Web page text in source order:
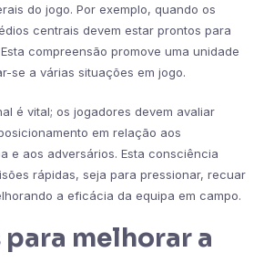
do jogo. Por exemplo, quando os
centrais devem estar prontos para
compreensão promove uma unidade
se a várias situações em jogo.
é vital; os jogadores devem avaliar
em relação aos
e aos adversários. Esta consciência
rápidas, seja para pressionar, recuar
a eficácia da equipa em campo.
melhorar a